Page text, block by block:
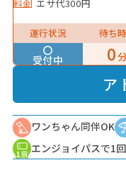
舎前の販売所で300円で販売
第でいつでもエサをあげれ
ではないのでご了承下さい
料金 エサ代300円
運行状況
受付中
待ち
0
ア
ワンちゃん同伴OK
エンジョイパスで1